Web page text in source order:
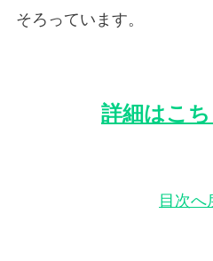
そろっています。
詳細はこ
目次へ